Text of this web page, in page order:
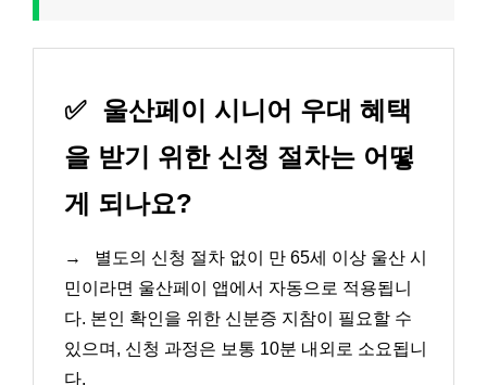
✅ 울산페이 시니어 우대 혜택
을 받기 위한 신청 절차는 어떻
게 되나요?
→
별도의 신청 절차 없이 만 65세 이상 울산 시
민이라면 울산페이 앱에서 자동으로 적용됩니
다. 본인 확인을 위한 신분증 지참이 필요할 수
있으며, 신청 과정은 보통 10분 내외로 소요됩니
다.